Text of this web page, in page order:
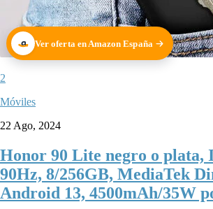
Ver oferta en Amazon España
2
Móviles
22 Ago, 2024
Honor 90 Lite negro o plata,
90Hz, 8/256GB, MediaTek
Android 13, 4500mAh/35W